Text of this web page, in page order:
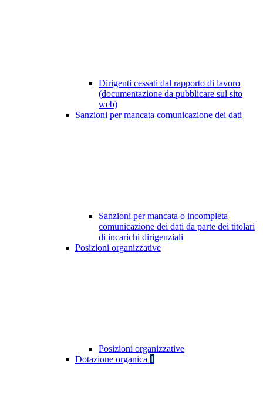
Dirigenti cessati dal rapporto di lavoro
(documentazione da pubblicare sul sito
web)
Sanzioni per mancata comunicazione dei dati
Sanzioni per mancata o incompleta
comunicazione dei dati da parte dei titolari
di incarichi dirigenziali
Posizioni organizzative
Posizioni organizzative
Dotazione organica 1